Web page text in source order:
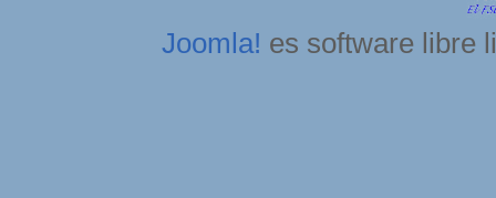
Joomla! es software libre